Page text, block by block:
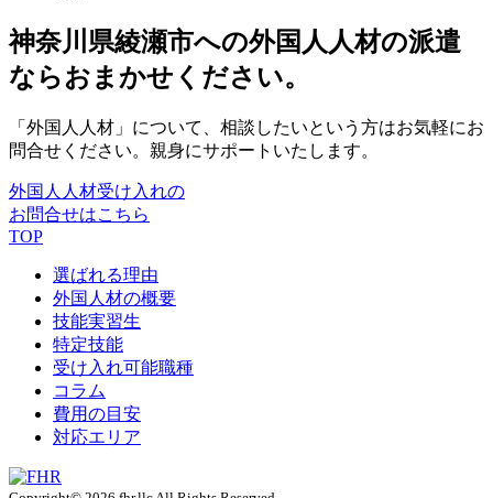
神奈川県綾瀬市への外国人人材の派遣
ならおまかせください。
「外国人人材」について、相談したいという方はお気軽にお
問合せください。親身にサポートいたします。
外国人人材受け入れの
お問合せはこちら
TOP
選ばれる理由
外国人材の概要
技能実習生
特定技能
受け入れ可能職種
コラム
費用の目安
対応エリア